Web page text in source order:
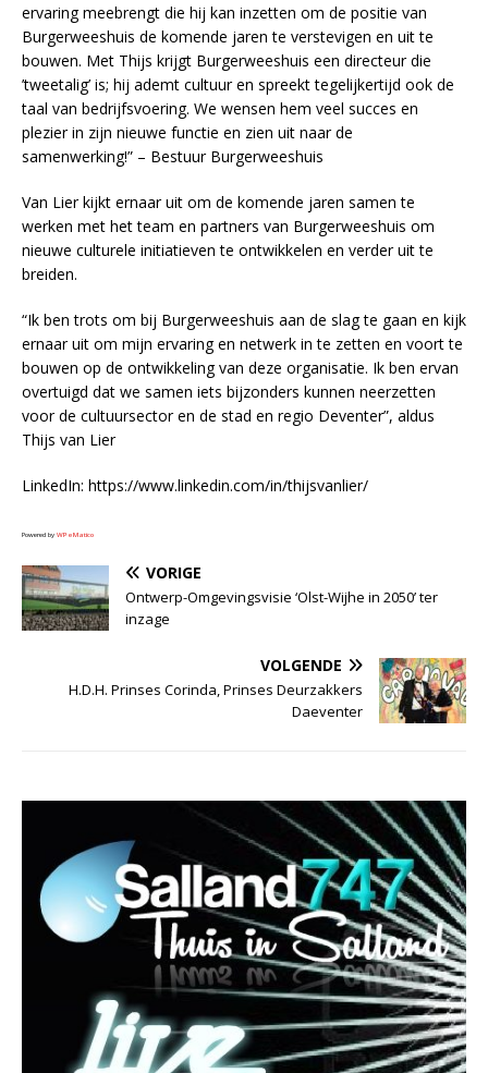
ervaring meebrengt die hij kan inzetten om de positie van
Burgerweeshuis de komende jaren te verstevigen en uit te
bouwen. Met Thijs krijgt Burgerweeshuis een directeur die
’tweetalig’ is; hij ademt cultuur en spreekt tegelijkertijd ook de
taal van bedrijfsvoering. We wensen hem veel succes en
plezier in zijn nieuwe functie en zien uit naar de
samenwerking!” – Bestuur Burgerweeshuis
Van Lier kijkt ernaar uit om de komende jaren samen te
werken met het team en partners van Burgerweeshuis om
nieuwe culturele initiatieven te ontwikkelen en verder uit te
breiden.
“Ik ben trots om bij Burgerweeshuis aan de slag te gaan en kijk
ernaar uit om mijn ervaring en netwerk in te zetten en voort te
bouwen op de ontwikkeling van deze organisatie. Ik ben ervan
overtuigd dat we samen iets bijzonders kunnen neerzetten
voor de cultuursector en de stad en regio Deventer”, aldus
Thijs van Lier
LinkedIn: https://www.linkedin.com/in/thijsvanlier/
Powered by WPeMatico
VORIGE
Ontwerp-Omgevingsvisie ‘Olst-Wijhe in 2050’ ter
inzage
VOLGENDE
H.D.H. Prinses Corinda, Prinses Deurzakkers
Daeventer